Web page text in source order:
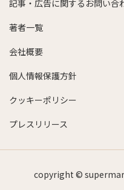
記事・広告に関するお問い合
著者一覧
会社概要
個人情報保護方針
クッキーポリシー
プレスリリース
copyright ©